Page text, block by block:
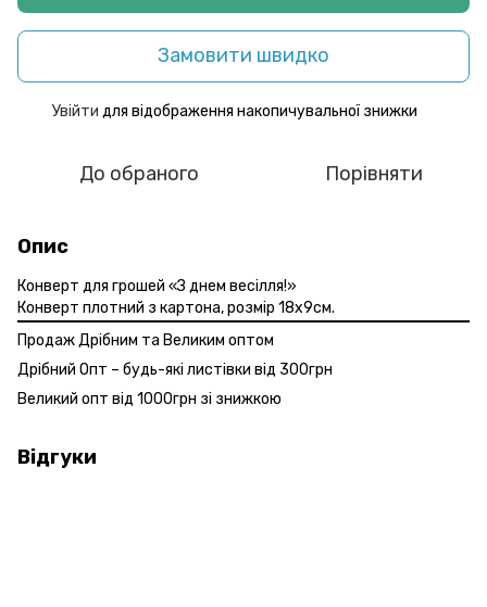
Замовити швидко
Увійти для відображення накопичувальної знижки
До обраного Порівняти
Опис
Конверт для грошей «З днем весілля!»
Конверт плотний з картона, розмір 18х9см.
Продаж Дрібним та Великим оптом
Дрібний Опт – будь-які листівки від 300грн
Великий опт від 1000грн зі знижкою
Відгуки